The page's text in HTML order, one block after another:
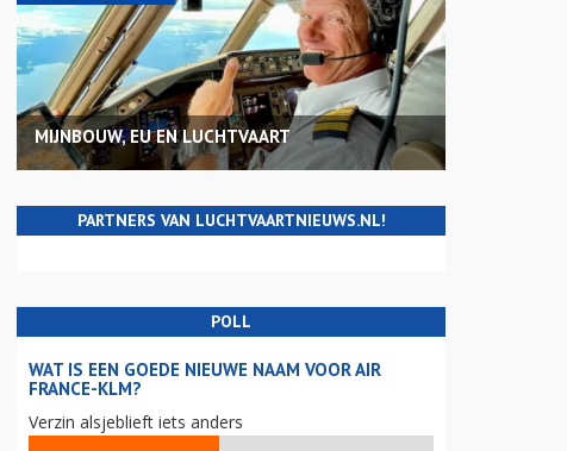
MIJNBOUW, EU EN LUCHTVAART
PARTNERS VAN LUCHTVAARTNIEUWS.NL!
POLL
WAT IS EEN GOEDE NIEUWE NAAM VOOR AIR
FRANCE-KLM?
Verzin alsjeblieft iets anders